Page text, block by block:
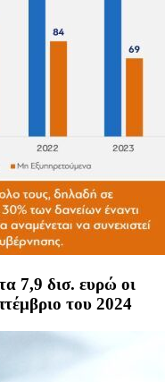
7,9 δισ. ευρώ οι
του 2024